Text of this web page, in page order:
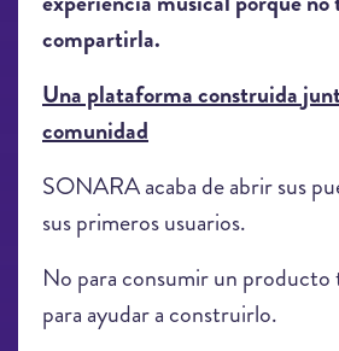
compartirla.
Una plataforma construida
comunidad
SONARA acaba de abrir sus
sus primeros usuarios.
No para consumir un producto
para ayudar a construirlo.